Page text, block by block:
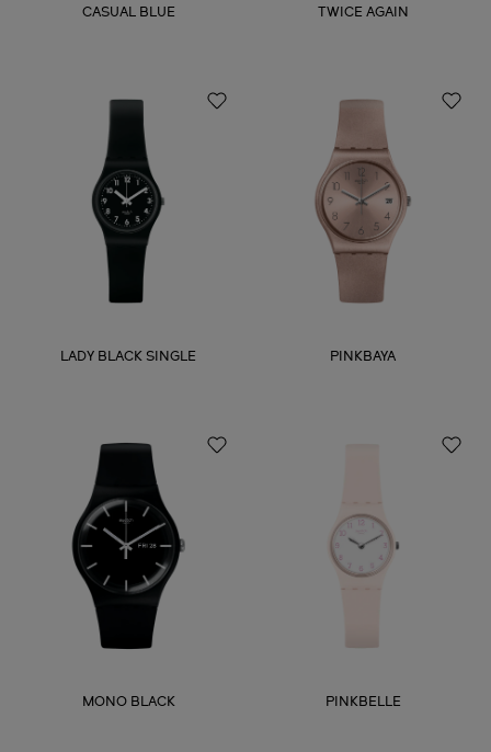
CASUAL BLUE TWICE AGAIN
LADY BLACK SINGLE PINKBAYA
MONO BLACK PINKBELLE